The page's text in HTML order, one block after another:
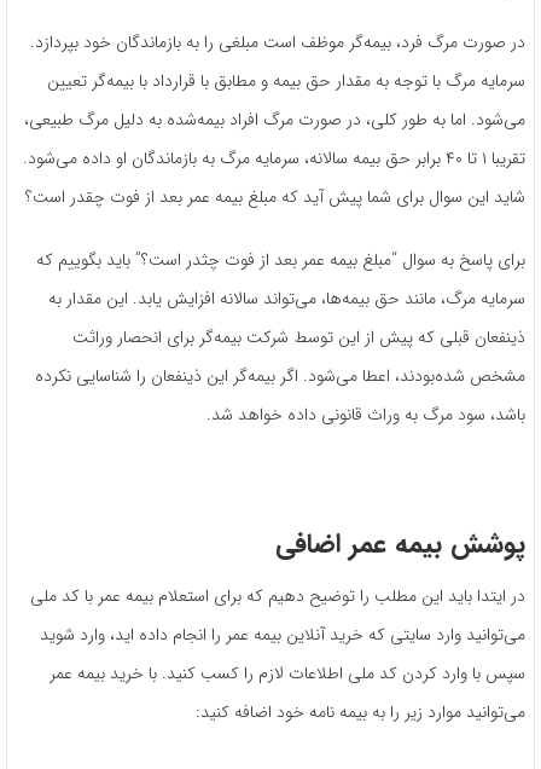
در صورت مرگ فرد، بیمه‌گر موظف است مبلغی را به بازماندگان خود بپردازد.
سرمایه مرگ با توجه به مقدار حق بیمه و مطابق با قرارداد با بیمه‌گر تعیین
می‌شود. اما به طور کلی، در صورت مرگ افراد بیمه‌شده به دلیل مرگ طبیعی،
تقریبا ۱ تا ۴۰ برابر حق بیمه سالانه، سرمایه مرگ به بازماندگان او داده می‌شود.
شاید این سوال برای شما پیش آید که مبلغ بیمه عمر بعد از فوت چقدر است؟
برای پاسخ به سوال “مبلغ بیمه عمر بعد از فوت چثدر است؟” باید بگوییم که
سرمایه مرگ، مانند حق بیمه‌ها، می‌تواند سالانه افزایش یابد. این مقدار به
ذینفعان قبلی که پیش از این توسط شرکت بیمه‌گر برای انحصار وراثت
مشخص شده‌بودند، اعطا می‌شود. اگر بیمه‌گر این ذینفعان را شناسایی نکرده
باشد، سود مرگ به وراث قانونی داده خواهد شد.
پوشش بیمه عمر اضافی
در ایتدا باید این مطلب را توضیح دهیم که برای استعلام بیمه عمر با کد ملی
می‌توانید وارد سایتی که خرید آنلاین بیمه عمر را انجام داده اید، وارد شوید
سپس با وارد کردن کد ملی اطلاعات لازم را کسب کنید. با خرید بیمه عمر
می‌توانید موارد زیر را به بیمه نامه خود اضافه کنید: